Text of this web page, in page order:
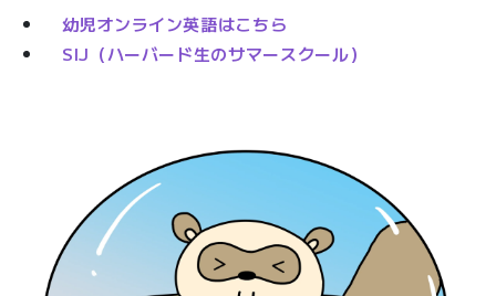
幼児オンライン英語はこちら
SIJ（ハーバード生のサマースクール）